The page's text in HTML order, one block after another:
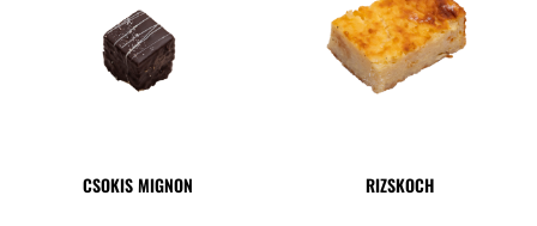
CSOKIS MIGNON RIZSKOCH